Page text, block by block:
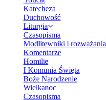
Katecheza
Duchowość
Liturgia
Czasopisma
Modlitewniki i rozważania
Komentarze
Homilie
I Komunia Święta
Boże Narodzenie
Wielkanoc
Czasopisma